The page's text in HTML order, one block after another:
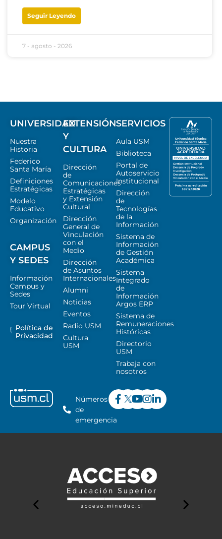
Seguir Leyendo
7 - agosto - 2026
UNIVERSIDAD
Nuestra
Historia
Federico
Santa María
Definiciones
Estratégicas
Modelo
Educativo
Organización
CAMPUS
Y SEDES
Información
Campus y
Sedes
Tour Virtual
Política de
Privacidad
EXTENSIÓN
Y
CULTURA
Dirección
de
Comunicaciones
Estratégicas
y Extensión
Cultural
Dirección
General de
Vinculación
con el
Medio
Dirección
de Asuntos
Internacionales
Alumni
Noticias
Eventos
Radio USM
Cultura
USM
SERVICIOS
Aula USM
Biblioteca
Portal de
Autoservicio
Institucional
Dirección
de
Tecnologías
de la
Información
Sistema de
Información
de Gestión
Académica
Sistema
Integrado
de
Información
Argos ERP
Sistema de
Remuneraciones
Históricas
Directorio
USM
Trabaja con
nosotros
Números
de
emergencia